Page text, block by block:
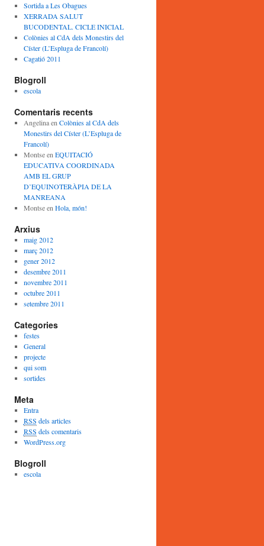
Sortida a Les Obagues
XERRADA SALUT
BUCODENTAL. CICLE INICIAL
Colònies al CdA dels Monestirs del
Císter (L’Espluga de Francolí)
Cagatió 2011
Blogroll
escola
Comentaris recents
Angelinaen Colònies al CdA dels
Monestirs del Císter (L’Espluga de
Francolí)
Montseen EQUITACIÓ
EDUCATIVA COORDINADA
AMB EL GRUP
D’EQUINOTERÀPIA DE LA
MANREANA
Montseen Hola, món!
Arxius
maig 2012
març 2012
gener 2012
desembre 2011
novembre 2011
octubre 2011
setembre 2011
Categories
festes
General
projecte
qui som
sortides
Meta
Entra
RSS dels articles
RSS dels comentaris
WordPress.org
Blogroll
escola